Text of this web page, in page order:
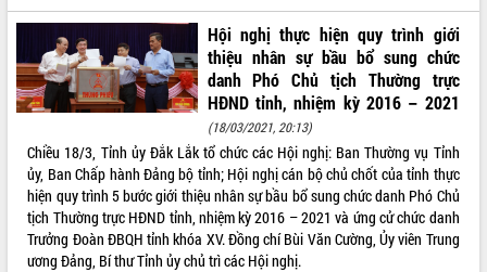
Hội nghị thực hiện quy trình giới
thiệu nhân sự bầu bổ sung chức
danh Phó Chủ tịch Thường trực
HĐND tỉnh, nhiệm kỳ 2016 – 2021
(18/03/2021, 20:13)
Chiều 18/3, Tỉnh ủy Đắk Lắk tổ chức các Hội nghị: Ban Thường vụ Tỉnh
ủy, Ban Chấp hành Đảng bộ tỉnh; Hội nghị cán bộ chủ chốt của tỉnh thực
hiện quy trình 5 bước giới thiệu nhân sự bầu bổ sung chức danh Phó Chủ
tịch Thường trực HĐND tỉnh, nhiệm kỳ 2016 – 2021 và ứng cử chức danh
Trưởng Đoàn ĐBQH tỉnh khóa XV. Đồng chí Bùi Văn Cường, Ủy viên Trung
ương Đảng, Bí thư Tỉnh ủy chủ trì các Hội nghị.